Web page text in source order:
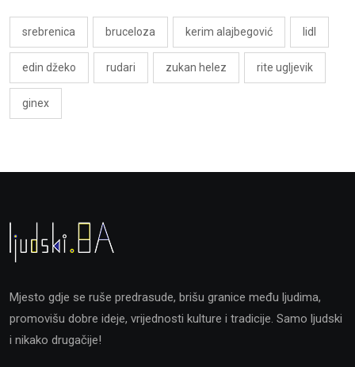
srebrenica bruceloza kerim alajbegović lidl
edin džeko rudari zukan helez rite ugljevik
ginex
Mjesto gdje se ruše predrasude, brišu granice među ljudima,
promovišu dobre ideje, vrijednosti kulture i tradicije. Samo ljudski
i nikako drugačije!